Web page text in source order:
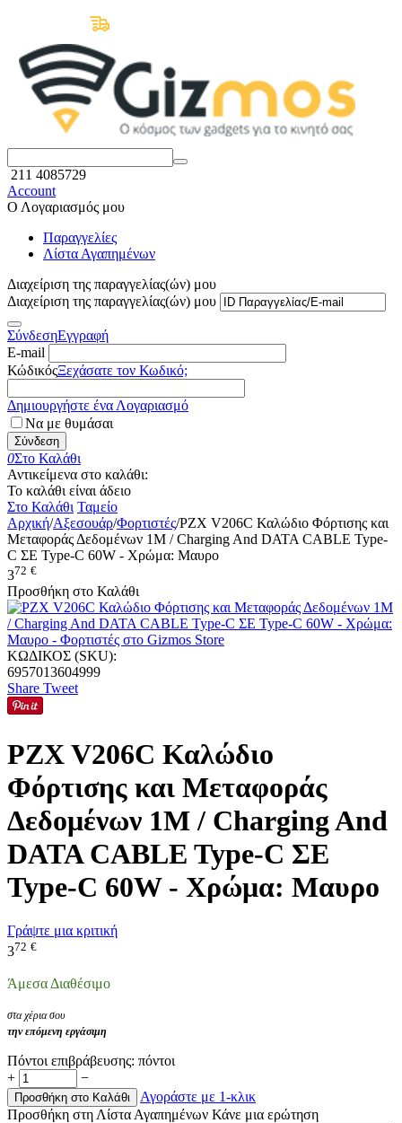
211 4085729
Account
Ο Λογαριασμός μου
Παραγγελίες
Λίστα Αγαπημένων
Διαχείριση της παραγγελίας(ών) μου
Διαχείριση της παραγγελίας(ών) μου
ΣύνδεσηΕγγραφή
E-mail
ΚώδικόςΞεχάσατε τον Κωδικό;
Δημιουργήστε ένα Λογαριασμό
Να με θυμάσαι
Σύνδεση
0Στο Καλάθι
Αντικείμενα στο καλάθι:
Το καλάθι είναι άδειο
Στο Καλάθι Ταμείο
Αρχική/Αξεσουάρ/Φορτιστές/PZX V206C Καλώδιο Φόρτισης και
Μεταφοράς Δεδομένων 1M / Charging And DATA CABLE Type-
C ΣΕ Type-C 60W - Χρώμα: Μαυρο
372 €
Προσθήκη στο Καλάθι
ΚΩΔΙΚΟΣ (SKU):
6957013604999
Share Tweet
PZX V206C Καλώδιο
Φόρτισης και Μεταφοράς
Δεδομένων 1M / Charging And
DATA CABLE Type-C ΣΕ
Type-C 60W - Χρώμα: Μαυρο
Γράψτε μια κριτική
372 €
Άμεσα Διαθέσιμο
στα χέρια σου
την επόμενη εργάσιμη
Πόντοι επιβράβευσης: πόντοι
+
−
Προσθήκη στο Καλάθι
Αγοράστε με 1-κλικ
Προσθήκη στη Λίστα Αγαπημένων Κάνε μια ερώτηση